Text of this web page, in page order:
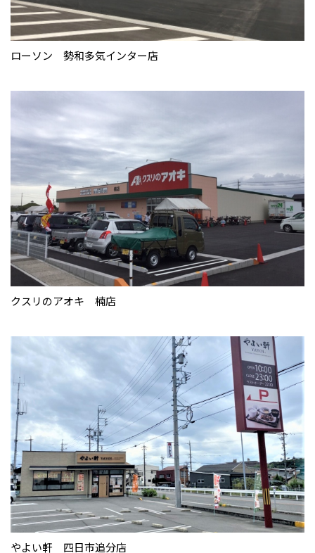
ローソン 勢和多気インター店
クスリのアオキ 楠店
やよい軒 四日市追分店